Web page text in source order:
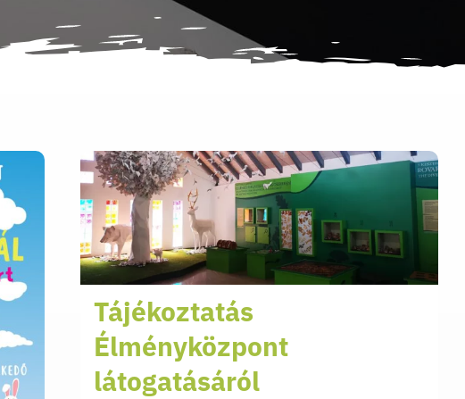
Tájékoztatás
Élményközpont
látogatásáról